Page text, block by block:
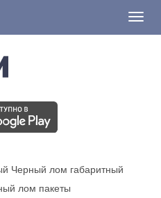
Черный лом габаритный
лом пакеты